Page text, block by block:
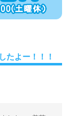
たよー！！！